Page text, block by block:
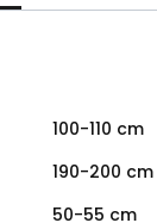
100-110 cm
190-200 cm
50-55 cm